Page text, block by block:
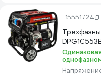
15551724
DPG10553E